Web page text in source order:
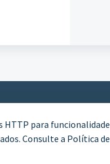
HTTP para funcionalidade
Consulte a Política de